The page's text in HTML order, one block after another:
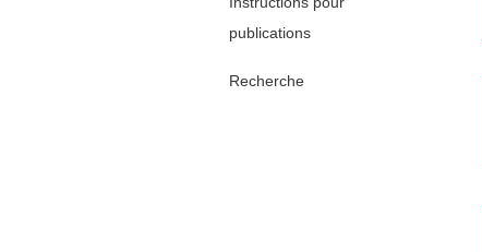
publications
Recherche